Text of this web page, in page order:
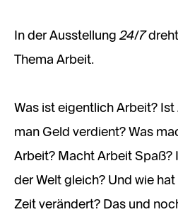
In der Ausstellung 24/7dreht
Thema Arbeit.
Was ist eigentlich Arbeit?
man Geld verdient? Was
Arbeit? Macht Arbeit Spaß?
der Welt gleich? Und wie
Zeit verändert? Das und